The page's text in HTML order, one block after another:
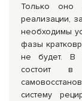
Только оно
реализации,
необходимы
фазы
не будет. В
состоит в
систему